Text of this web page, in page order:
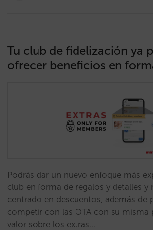
Tu club de fidelización ya
ofrecer beneficios en
Podrás dar un nuevo enfoque más
club en forma de regalos y detalles y
centrado en descuentos, además de
competir con las OTA con su misma
valor sobre los extras…